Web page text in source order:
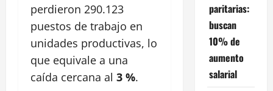
perdieron 290.123
puestos de trabajo en
unidades productivas, lo
que equivale a una
caída cercana al 3 %.
paritarias:
buscan
10% de
aumento
salarial